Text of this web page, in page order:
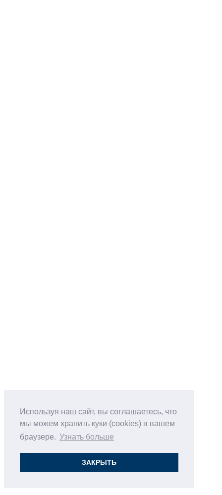
Используя наш сайт, вы соглашаетесь, что
мы можем хранить куки (cookies) в вашем
браузере. Узнать больше
ЗАКРЫТЬ